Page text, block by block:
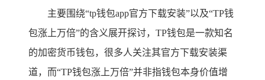
主要围绕“tp钱包app官方下载安装”以及“TP钱
包涨上万倍”的含义展开探讨，TP钱包是一款知名
的加密货币钱包，很多人关注其官方下载安装渠
道，而“TP钱包涨上万倍”并非指钱包本身价值增